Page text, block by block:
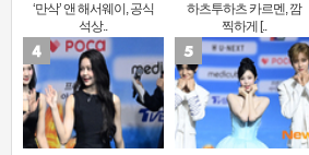
‘만삭’ 앤 해서웨이, 공식
석상..
하츠투하츠 카르멘, 깜
찍하게 [..